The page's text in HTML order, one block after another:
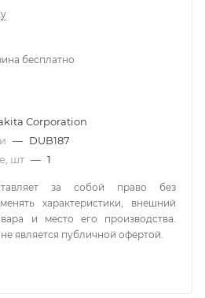
бесплатно
Corporation
— DUB187
шт — 1
за собой право без
характеристики, внешний
и место его производства.
является публичной офертой.